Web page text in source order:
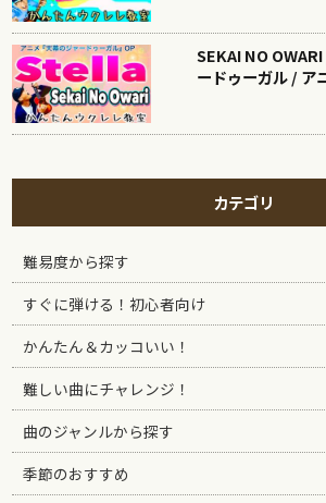
SEKAI NO
ードゥーガル / ア
カテゴリ
難易度から探す
すぐに弾ける！初心者向け
かんたん＆カッコいい！
難しい曲にチャレンジ！
曲のジャンルから探す
季節のおすすめ